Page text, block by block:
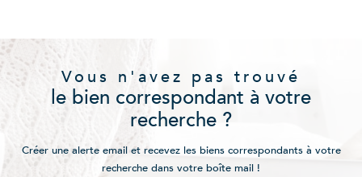
Vous n'avez pas trouvé
le bien correspondant à votre
recherche ?
Créer une alerte email et recevez les biens correspondants à votre
recherche dans votre boîte mail !